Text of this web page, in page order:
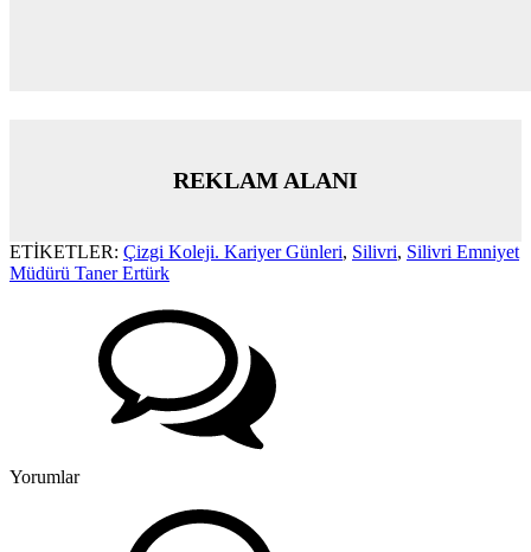
REKLAM ALANI
ETİKETLER: Çizgi Koleji. Kariyer Günleri, Silivri, Silivri Emniyet
Müdürü Taner Ertürk
Yorumlar